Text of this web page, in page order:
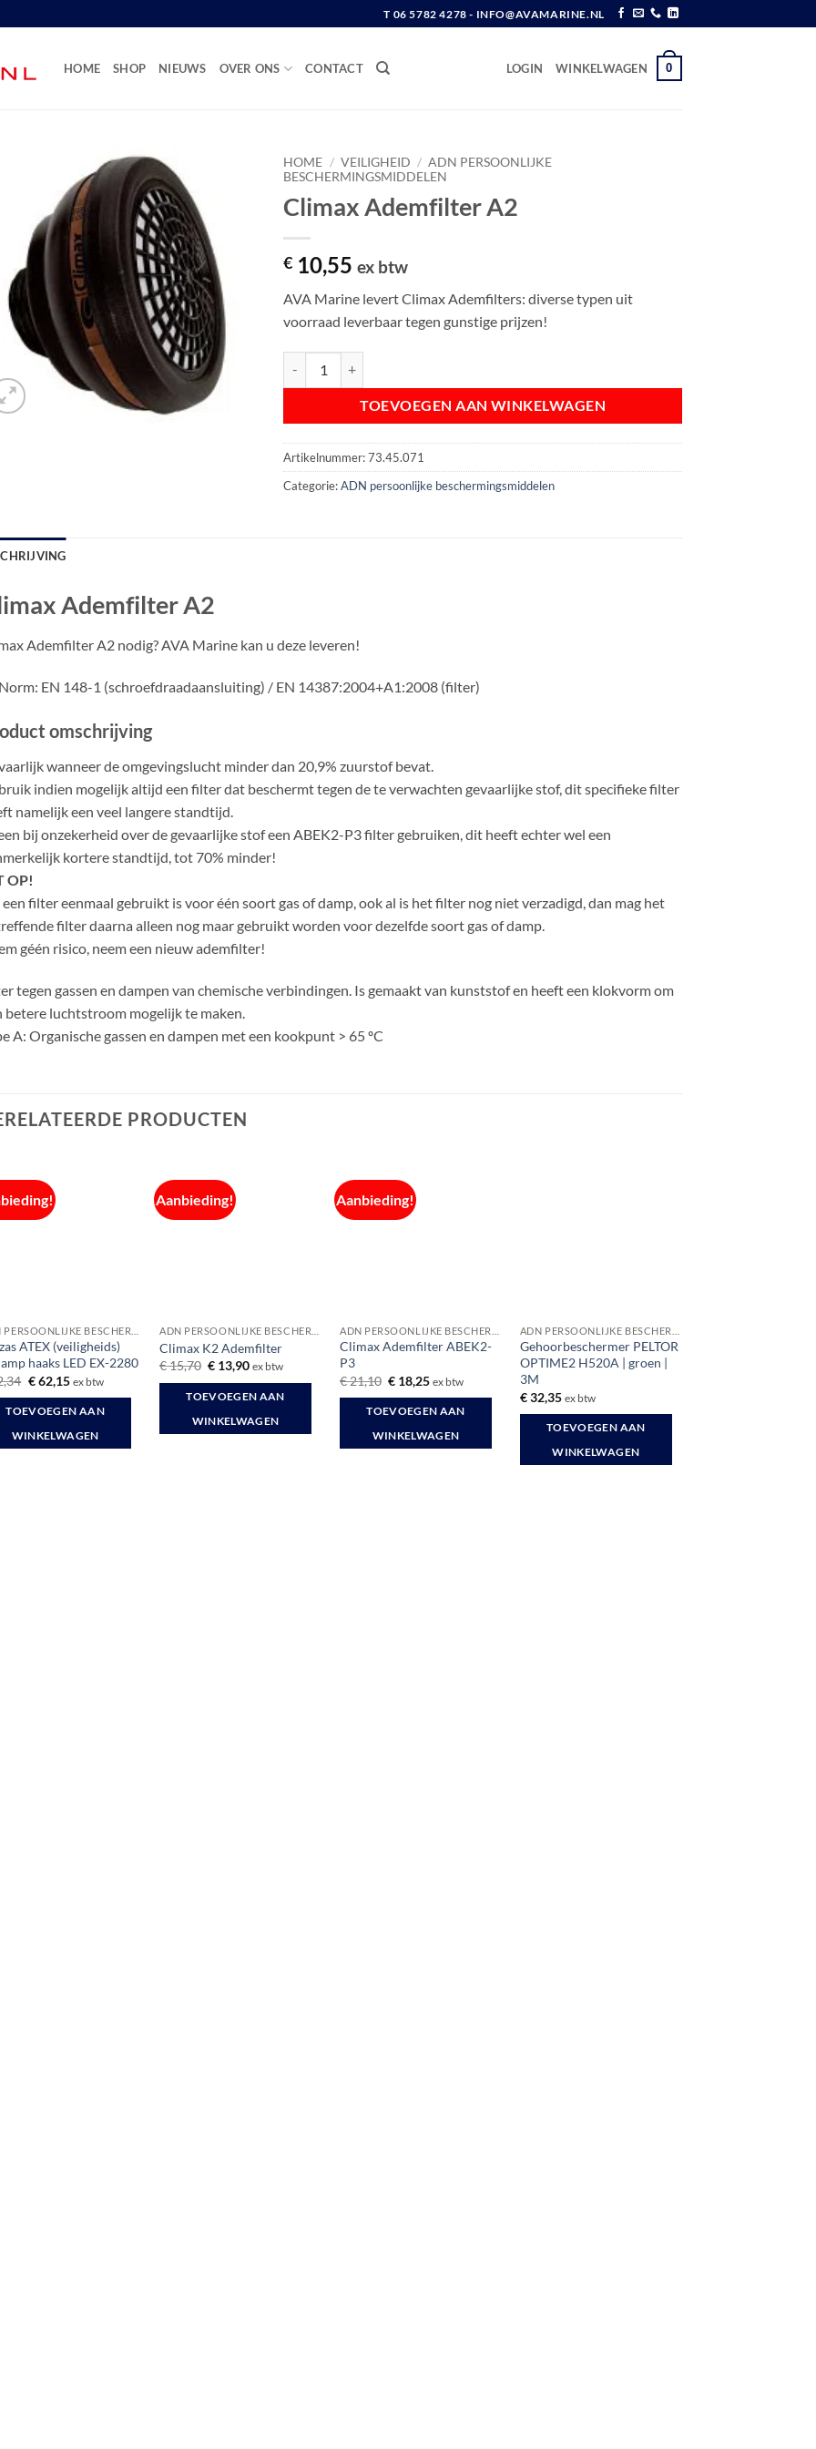
T 06 5782 4278 - INFO@AVAMARINE.NL
HOME SHOP NIEUWS OVER ONS CONTACT LOGIN WINKELWAGEN 0
HOME / VEILIGHEID / ADN PERSOONLIJKE
BESCHERMINGSMIDDELEN
Climax Ademfilter A2
€ 10,55 ex btw
AVA Marine levert Climax Ademfilters: diverse typen uit
voorraad leverbaar tegen gunstige prijzen!
TOEVOEGEN AAN WINKELWAGEN
Artikelnummer:73.45.071
Categorie:ADN persoonlijke beschermingsmiddelen
Ademfilter A2
Ademfilter A2 nodig? AVA Marine kan u deze leveren!
Norm: EN 148-1 (schroefdraadaansluiting) / EN 14387:2004+A1:2008 (filter)
omschrijving
wanneer de omgevingslucht minder dan 20,9% zuurstof bevat.
indien mogelijk altijd een filter dat beschermt tegen de te verwachten gevaarlijke stof, dit specifieke filter
namelijk een veel langere standtijd.
bij onzekerheid over de gevaarlijke stof een ABEK2-P3 filter gebruiken, dit heeft echter wel een
kortere standtijd, tot 70% minder!
OP!
filter eenmaal gebruikt is voor één soort gas of damp, ook al is het filter nog niet verzadigd, dan mag het
filter daarna alleen nog maar gebruikt worden voor dezelfde soort gas of damp.
géén risico, neem een nieuw ademfilter!
tegen gassen en dampen van chemische verbindingen. Is gemaakt van kunststof en heeft een klokvorm om
betere luchtstroom mogelijk te maken.
A: Organische gassen en dampen met een kookpunt > 65 ºC
PRODUCTEN
ATEX (veiligheids)
haaks LED EX-2280
Oorspronkelijke
was:
€ 72,34.
€62,15Huidige
is:
€ 62,15.
ex btw
TOEVOEGEN AAN
WINKELWAGEN
Aanbieding!
Climax K2 Ademfilter
€15,70 Oorspronkelijke
prijs
was:
€ 15,70.
€ 13,90Huidige
is:
€ 13,90.
ex btw
TOEVOEGEN AAN
WINKELWAGEN
Aanbieding!
Climax Ademfilter ABEK2-
P3
€21,10 Oorspronkelijke
prijs
was:
€ 21,10.
€ 18,25Huidige
is:
€ 18,25.
ex btw
TOEVOEGEN AAN
WINKELWAGEN
Gehoorbeschermer PELTOR
OPTIME2 H520A | groen |
3M
€32,35 ex btw
TOEVOEGEN AAN
WINKELWAGEN